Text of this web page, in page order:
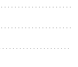
. . . . . . . . . . . . . . . . . . .
. . . . . . . . . . . . . . . . . . .
. . . . . . . . . . . . . . . . . . .